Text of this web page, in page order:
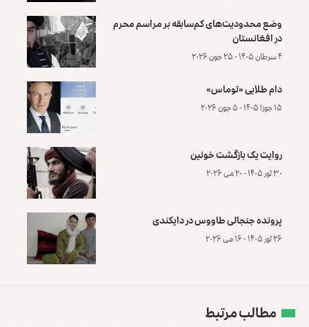
وضع محدودیت‌های کم‌سابقه بر مراسم محرم
در افغانستان
۴ سرطان ۱۴۰۵ - ۲۵ جون ۲۰۲۶
دام طلایی «توماس»
۱۵ جوزا ۱۴۰۵ - ۵ جون ۲۰۲۶
روایت یک بازگشت خونین
۳۰ ثور ۱۴۰۵ - ۲۰ می ۲۰۲۶
پرونده‌ جنجالی طاووس در دایکندی
۲۶ ثور ۱۴۰۵ - ۱۶ می ۲۰۲۶
مطالب مرتبط